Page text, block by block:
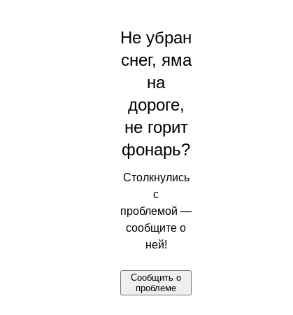
Не убран
снег, яма
на
дороге,
не горит
фонарь?
Столкнулись
с
проблемой —
сообщите о
ней!
Сообщить о
проблеме